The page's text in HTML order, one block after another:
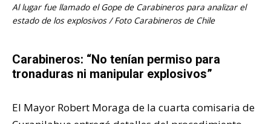
Al lugar fue llamado el Gope de Carabineros para analizar el
estado de los explosivos / Foto Carabineros de Chile
Carabineros: “No tenían permiso para
tronaduras ni manipular explosivos”
El Mayor Robert Moraga de la cuarta comisaria de